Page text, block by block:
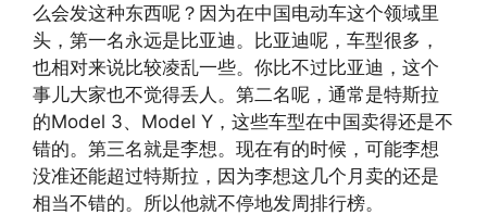
么会发这种东西呢？因为在中国电动车这个领域里
头，第一名永远是比亚迪。比亚迪呢，车型很多，
也相对来说比较凌乱一些。你比不过比亚迪，这个
事儿大家也不觉得丢人。第二名呢，通常是特斯拉
的Model 3、Model Y，这些车型在中国卖得还是不
错的。第三名就是李想。现在有的时候，可能李想
没准还能超过特斯拉，因为李想这几个月卖的还是
相当不错的。所以他就不停地发周排行榜。